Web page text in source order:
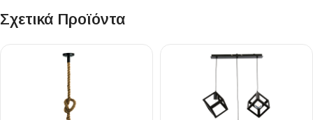
Σχετικά Προϊόντα